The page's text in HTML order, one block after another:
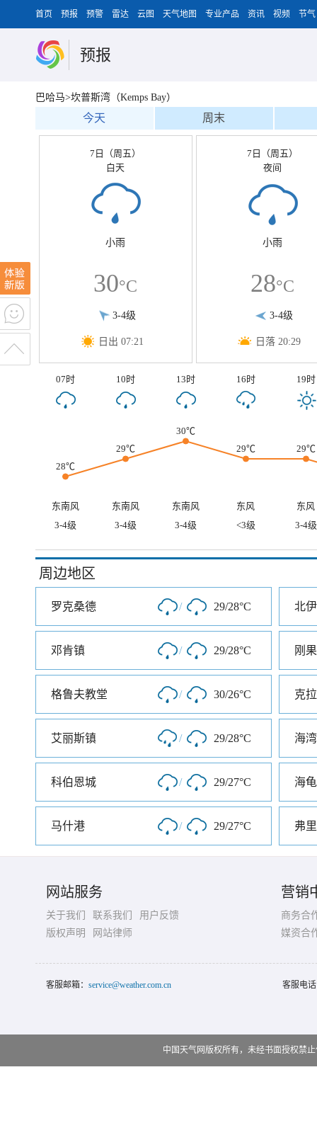
首页 预报 预警 雷达 云图 天气地图 专业产品 资讯 视频 节气
预报
巴哈马>坎普斯湾（Kemps Bay）
今天 周末
7日（周五）
白天
小雨
30°C
3-4级
日出 07:21
7日（周五）
夜间
小雨
28°C
3-4级
日落 20:29
07时 10时 13时 16时 19时
28℃
29℃
30℃
29℃
29℃
东南风 东南风 东南风 东风
东风
3-4级
3-4级 3-4级 <3级 3-4级
周边地区
罗克桑德 / 29/28°C 北
邓肯镇 / 29/28°C 刚
格鲁夫教堂 / 30/26°C 克
艾丽斯镇 / 29/28°C 海湾
科伯恩城 / 29/27°C 海
马什港 / 29/27°C 弗
网站服务
关于我们 联系我们
用户反馈
版权声明
网站律师
营销
商务合
媒资合
客服邮箱： service@weather.com.cn 客服电
中国天气网版权所有，未经书面授权